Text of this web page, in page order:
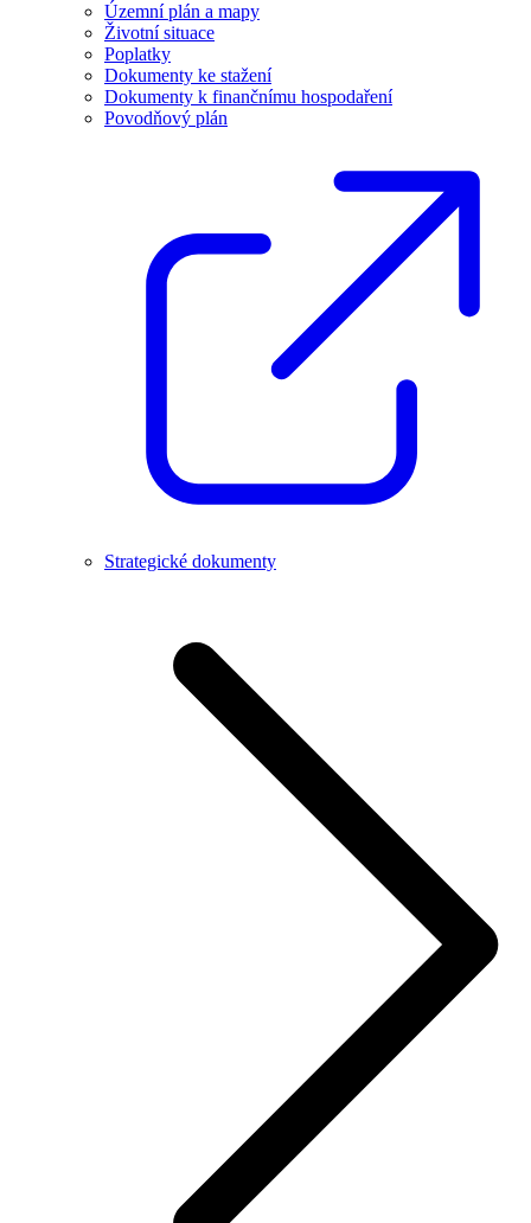
Územní plán a mapy
Životní situace
Poplatky
Dokumenty ke stažení
Dokumenty k finančnímu hospodaření
Povodňový plán
Strategické dokumenty